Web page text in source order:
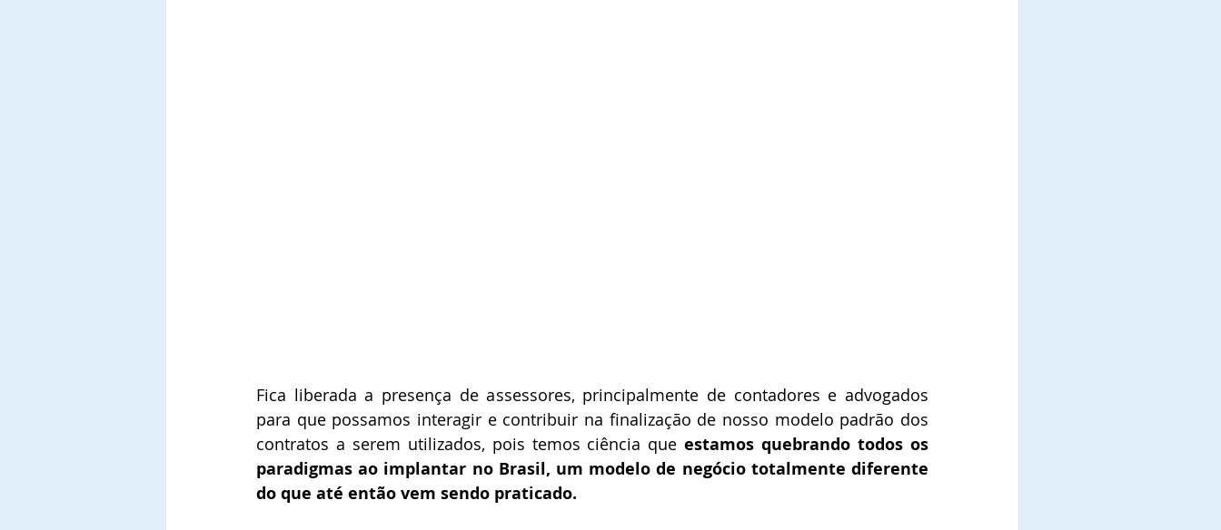
Fica liberada a presença de assessores, principalmente de contadores e advogados
para que possamos interagir e contribuir na finalização de nosso modelo padrão dos
contratos a serem utilizados, pois temos ciência que estamos quebrando todos os
paradigmas ao implantar no Brasil, um modelo de negócio totalmente diferente
do que até então vem sendo praticado.